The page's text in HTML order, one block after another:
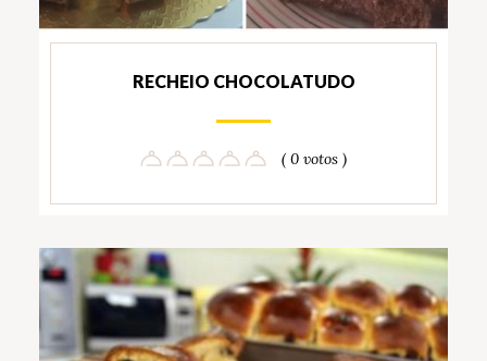
RECHEIO CHOCOLATUDO
( 0 votos )